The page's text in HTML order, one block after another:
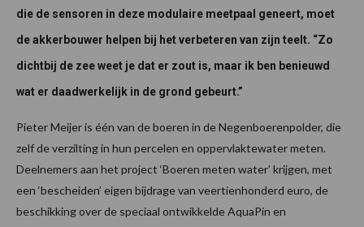
die de sensoren in deze modulaire meetpaal geneert, moet
de akkerbouwer helpen bij het verbeteren van zijn teelt. “Zo
dichtbij de zee weet je dat er zout is, maar ik ben benieuwd
wat er daadwerkelijk in de grond gebeurt.”
Pieter Meijer is één van de boeren in de Negenboerenpolder, die
zelf de verzilting in hun percelen en oppervlaktewater meten.
Deelnemers aan het project ‘Boeren meten water’ krijgen, met
een ‘bescheiden’ eigen bijdrage van veertienhonderd euro, de
beschikking over de speciaal ontwikkelde AquaPin en